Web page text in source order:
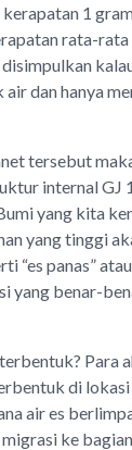
1
rata-rata
disimpulkan
dan hanya
tersebut
internal GJ
yang kita
yang tinggi
“es panas”
yang benar-
Para
di
air es
ke